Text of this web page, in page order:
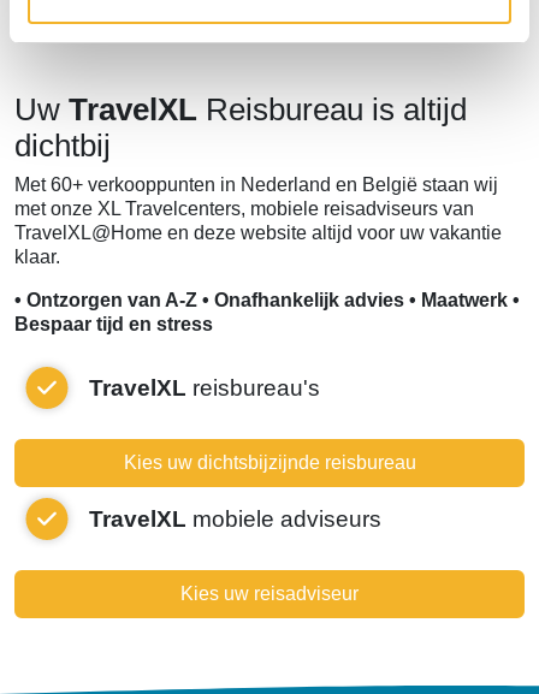
Uw TravelXL Reisbureau is altijd
dichtbij
Met 60+ verkooppunten in Nederland en België staan wij
met onze XL Travelcenters, mobiele reisadviseurs van
TravelXL@Home en deze website altijd voor uw vakantie
klaar.
• Ontzorgen van A-Z • Onafhankelijk advies • Maatwerk •
Bespaar tijd en stress
TravelXL reisbureau's
Kies uw dichtsbijzijnde reisbureau
TravelXL mobiele adviseurs
Kies uw reisadviseur